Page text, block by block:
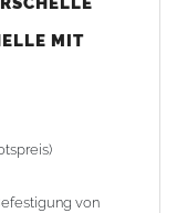
MIT
von